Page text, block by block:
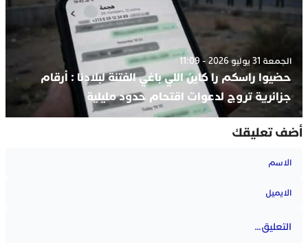
الجمعة 31 يوليو 2026 - 11:09
حضيوا راسكم را كاين اللي باغي الفتنة لبلادنا : أرقام
جزائرية تروج لدعوات اقتحام حدود مليلية
أضف تعليقك